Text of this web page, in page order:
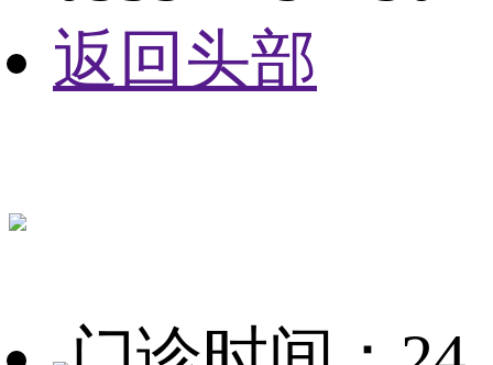
返回头部